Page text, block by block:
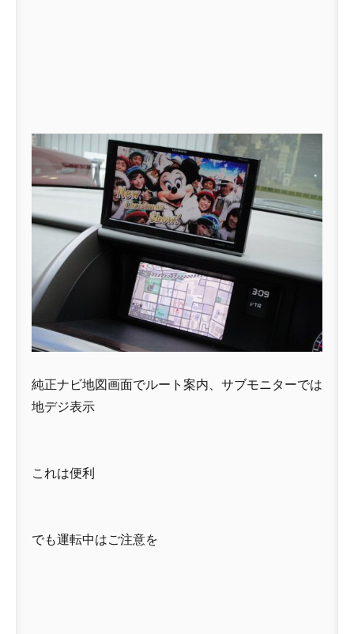
純正ナビ地図画面でルート案内、サブモニターでは
地デジ表示
これは便利
でも運転中はご注意を